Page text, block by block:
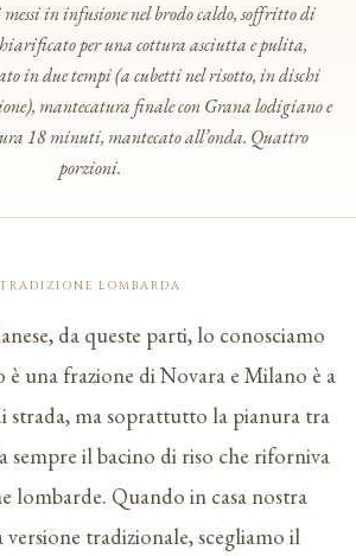
in infusione nel brodo caldo, soffritto di
per una cottura asciutta e pulita,
in due tempi (a cubetti nel risotto, in dischi
mantecatura finale con Grana lodigiano e
18 minuti, mantecato all’onda. Quattro
porzioni.
TRADIZIONE LOMBARDA
da queste parti, lo conosciamo
una frazione di Novara e Milano è a
strada, ma soprattutto la pianura tra
sempre il bacino di riso che riforniva
lombarde. Quando in casa nostra
tradizionale, scegliamo il